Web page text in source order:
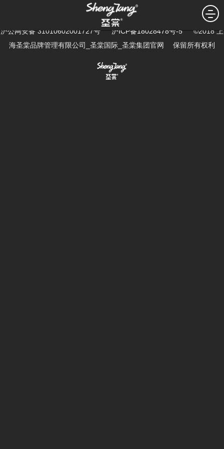
暂无新闻...
沪公网安备 31010602001727号 沪ICP备18028478号-5
©2018 上
海圣棠品牌管理有限公司_圣棠国际_圣棠集团官网 保留所有权利